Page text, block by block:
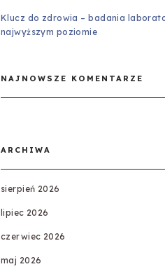
Klucz do zdrowia – badania
najwyższym poziomie
NAJNOWSZE KOMENTARZE
ARCHIWA
sierpień 2026
lipiec 2026
czerwiec 2026
maj 2026